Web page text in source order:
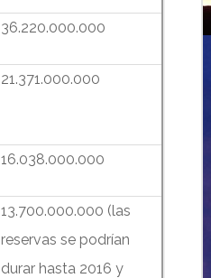
36.220.000.000
21.371.000.000
16.038.000.000
13.700.000.000 (las
reservas se podrían
durar hasta 2016 y